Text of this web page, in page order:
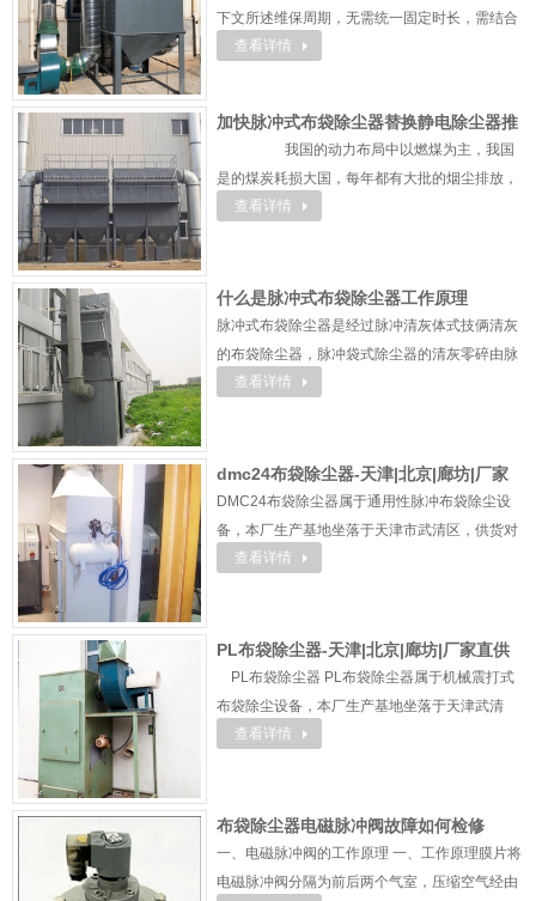
备品类、严控产品做工品质，产品广泛应用于电
力、冶金、化工、建材等多个 ...
下文所述维保周期，无需统一固定时长，需结合
现场工况、粉尘浓度、设备运行负荷，定制专属
时排查滤筒破损、设备法兰及接口密封不严两类
故障。清灰系统巡检：定期检查脉冲反吹清灰装
置运行状态。出现脉冲阀漏气、膜片破 ...
查看详情
加快脉冲式布袋除尘器替换静电除尘器推
我国的动力布局中以燃煤为主，我国
是的煤炭耗损大国，每年都有大批的烟尘排放，
情况净化严峻。因此廊坊市环保请求也日趋严
2003)法则 ...
查看详情
什么是脉冲式布袋除尘器工作原理
脉冲式布袋除尘器是经过脉冲清灰体式技俩清灰
的布袋除尘器，脉冲袋式除尘器的清灰零碎由脉
冲阀、喷吹管、贮气包和脉冲节制仪等几部分构
接节制阀，脉冲节制仪节制着节制阀及脉冲阀的
封闭。当节制仪无旌旗灯号输出时，节制阀的排
气口被封闭，脉冲阀喷口处封闭状况，当节制仪
发出旌旗灯号时，节制阀排 ...
查看详情
dmc24布袋除尘器-天津|北京|廊坊|厂家
直供
DMC24布袋除尘器属于通用性脉冲布袋除尘设
备，本厂生产基地坐落于天津市武清区，供货对
接廊坊、北京属地具备极强区位配送及施工优
套完善售后维保体系，设备运维便捷、定价亲
民，适配各类工矿粉尘治理工况。一、产品简介
DMC24布袋除尘器为本厂主力量产除尘设备，
支持个性化选配：可根据粉 ...
查看详情
PL布袋除尘器-天津|北京|廊坊|厂家直供
PL布袋除尘器 PL布袋除尘器属于机械震打式
布袋除尘设备，本厂生产基地坐落于天津武清
区，拥有20年环保除尘设备研发生产经验，专注
定价合理，适配各类干式粉尘治理工况。一、产
品简介PL布袋除尘器为我厂量产常用除尘机型，
适配工况广泛， ...
查看详情
布袋除尘器电磁脉冲阀故障如何检修
一、电磁脉冲阀的工作原理 一、工作原理膜片将
电磁脉冲阀分隔为前后两个气室，压缩空气经由